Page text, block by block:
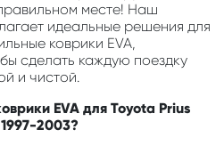
месте! Наш
идеальные решения для
коврики EVA,
сделать каждую поездку
и чистой.
EVA для Toyota Prius
2003?